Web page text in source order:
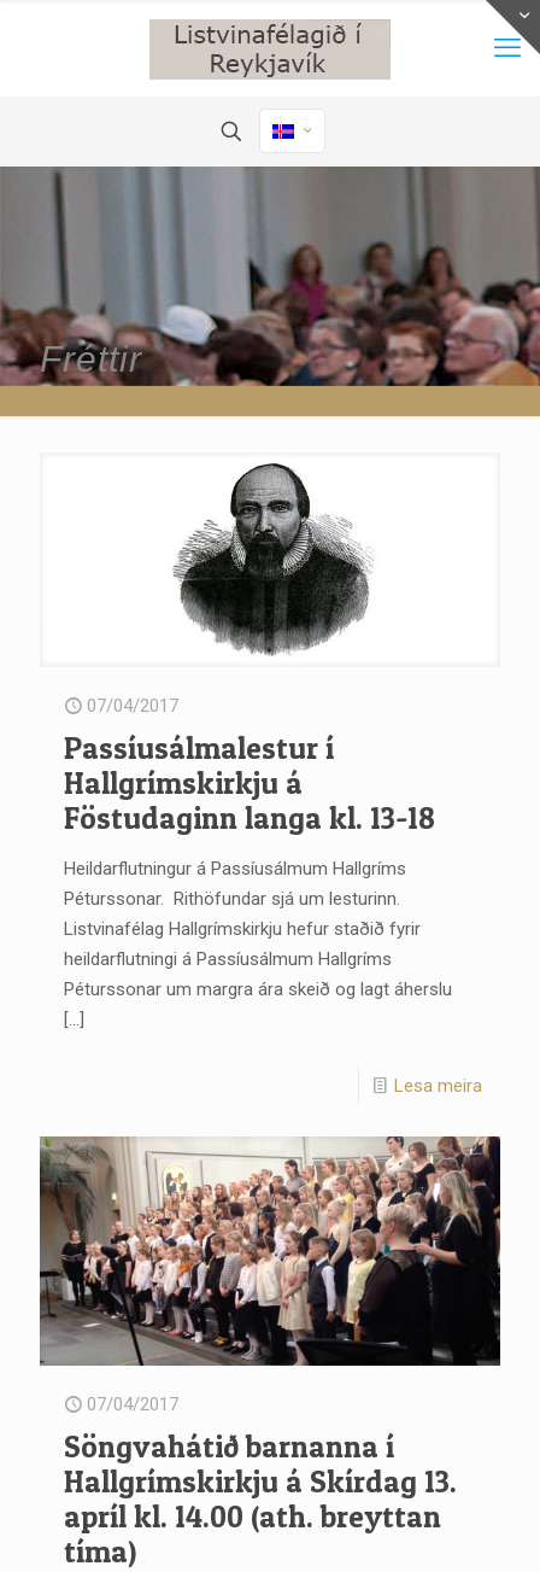
Fréttir
07/04/2017
Passíusálmalestur í
Hallgrímskirkju á
Föstudaginn langa kl. 13-18
Heildarflutningur á Passíusálmum Hallgríms
Péturssonar. Rithöfundar sjá um lesturinn.
Listvinafélag Hallgrímskirkju hefur staðið fyrir
heildarflutningi á Passíusálmum Hallgríms
Péturssonar um margra ára skeið og lagt áherslu
[…]
Lesa meira
07/04/2017
Söngvahátið barnanna í
Hallgrímskirkju á Skírdag 13.
apríl kl. 14.00 (ath. breyttan
tíma)